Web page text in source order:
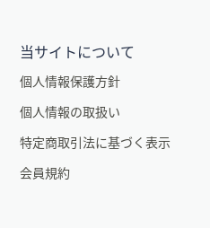
当サイトについて
個人情報保護方針
個人情報の取扱い
特定商取引法に基づく表示
会員規約